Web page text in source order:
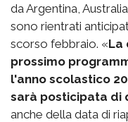
da Argentina,
sono rientrati
scorso febbraio. «La
prossimo
l'anno scolastico
sarà posticipata di
anche della data di